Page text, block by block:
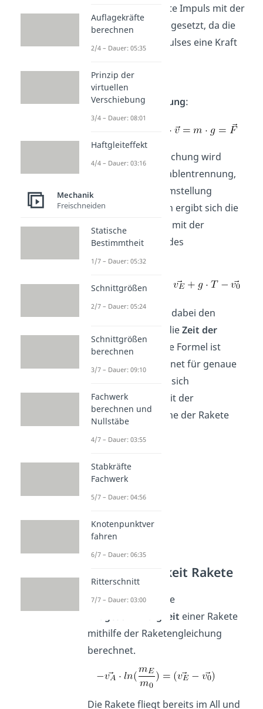
wird der abgeleitete Impuls mit der
Schwerkraft gleichgesetzt, da die
Ableitung des Impulses eine Kraft
Hier lautet die
Bewegungsgleichung:
Die Differentialgleichung wird
wieder durch Variablentrennung,
Integration und Umstellung
aufgelöst. Dadurch ergibt sich die
Raketengleichung
mit der
Berücksichtigung des
Schwerefeldes
Die Variableg
gibt dabei den
dieZeit der
Brenndauer
an. Die Formel ist
allerdings ungeeignet für genaue
Berechnungen, da sich
beispielsweise
mit der
zunehmenden Höhe der Rakete
Geschwindigkeit Rakete
Als Beispiel wird die
Endgeschwindigkeit einer Rakete
mithilfe der Raketengleichung
berechnet.
Die Rakete fliegt bereits im All und
Auflagekräfte
berechnen
2/4 – Dauer: 05:35
Prinzip der
virtuellen
Verschiebung
3/4 – Dauer: 08:01
Haftgleiteffekt
4/4 – Dauer: 03:16
Mechanik
Freischneiden
Statische
Bestimmtheit
1/7 – Dauer: 05:32
Schnittgrößen
2/7 – Dauer: 05:24
Schnittgrößen
berechnen
3/7 – Dauer: 09:10
Fachwerk
berechnen und
Nullstäbe
4/7 – Dauer: 03:55
Stabkräfte
Fachwerk
5/7 – Dauer: 04:56
Knotenpunktver
fahren
6/7 – Dauer: 06:35
Ritterschnitt
7/7 – Dauer: 03:00